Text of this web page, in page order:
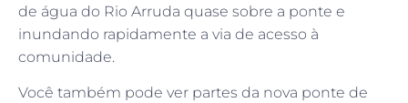
de água do Rio Arruda quase sobre a ponte e
inundando rapidamente a via de acesso à
comunidade.
Você também pode ver partes da nova ponte de